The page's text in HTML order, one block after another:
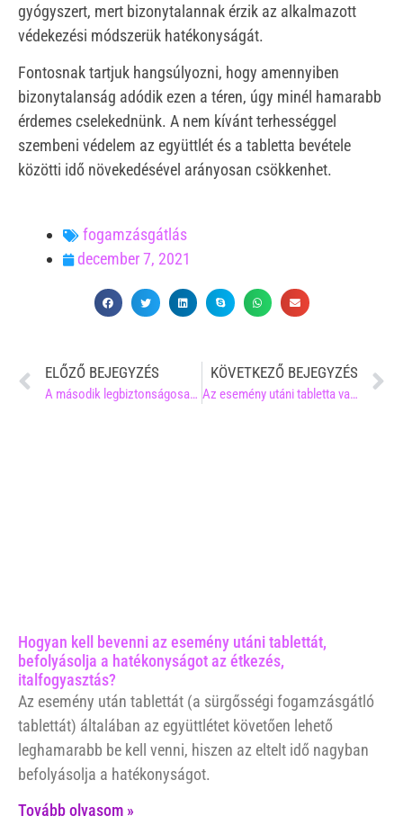
gyógyszert, mert bizonytalannak érzik az alkalmazott
védekezési módszerük hatékonyságát.
Fontosnak tartjuk hangsúlyozni, hogy amennyiben
bizonytalanság adódik ezen a téren, úgy minél hamarabb
érdemes cselekednünk. A nem kívánt terhességgel
szembeni védelem az együttlét és a tabletta bevétele
közötti idő növekedésével arányosan csökkenhet.
fogamzásgátlás
december 7, 2021
ELŐZŐ BEJEGYZÉS
A második legbiztonságosabb módszer:
KÖVETKEZŐ BEJEGYZÉS
Az esemény utáni tabletta vajon felborítja a menstruációs ciklusomat?
Hogyan kell bevenni az esemény utáni tablettát,
befolyásolja a hatékonyságot az étkezés,
italfogyasztás?
Az esemény után tablettát (a sürgősségi fogamzásgátló
tablettát) általában az együttlétet követően lehető
leghamarabb be kell venni, hiszen az eltelt idő nagyban
befolyásolja a hatékonyságot.
Tovább olvasom »